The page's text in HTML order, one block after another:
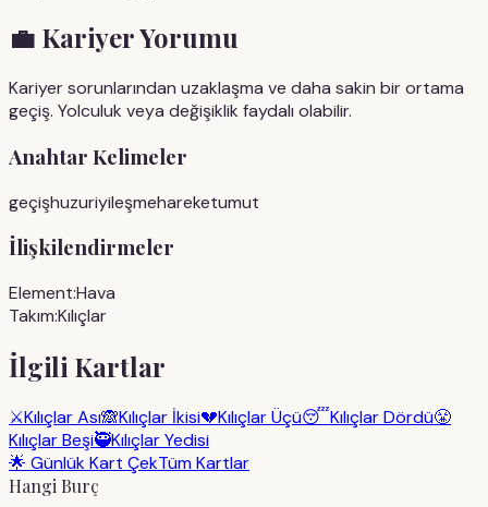
💼 Kariyer Yorumu
Kariyer sorunlarından uzaklaşma ve daha sakin bir ortama
geçiş. Yolculuk veya değişiklik faydalı olabilir.
Anahtar Kelimeler
geçişhuzuriyileşmehareketumut
İlişkilendirmeler
Element:Hava
Takım:Kılıçlar
İlgili Kartlar
⚔️Kılıçlar Ası🙈Kılıçlar İkisi💔Kılıçlar Üçü😴Kılıçlar Dördü😤
Kılıçlar Beşi🥷Kılıçlar Yedisi
🌟 Günlük Kart ÇekTüm Kartlar
Hangi Burç